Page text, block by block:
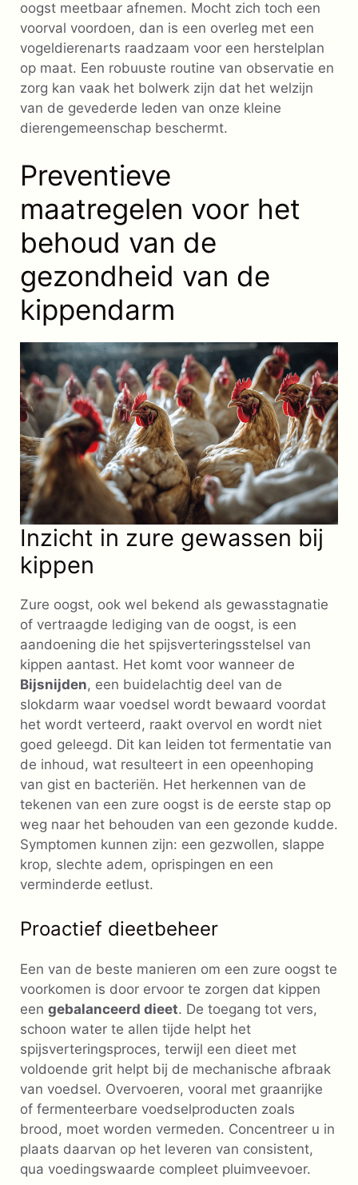
oogst meetbaar afnemen. Mocht zich toch een
voorval voordoen, dan is een overleg met een
vogeldierenarts raadzaam voor een herstelplan
op maat. Een robuuste routine van observatie en
zorg kan vaak het bolwerk zijn dat het welzijn
van de gevederde leden van onze kleine
dierengemeenschap beschermt.
Preventieve
maatregelen voor het
behoud van de
gezondheid van de
kippendarm
Inzicht in zure gewassen bij
kippen
Zure oogst, ook wel bekend als gewasstagnatie
of vertraagde lediging van de oogst, is een
aandoening die het spijsverteringsstelsel van
kippen aantast. Het komt voor wanneer de
Bijsnijden, een buidelachtig deel van de
slokdarm waar voedsel wordt bewaard voordat
het wordt verteerd, raakt overvol en wordt niet
goed geleegd. Dit kan leiden tot fermentatie van
de inhoud, wat resulteert in een opeenhoping
van gist en bacteriën. Het herkennen van de
tekenen van een zure oogst is de eerste stap op
weg naar het behouden van een gezonde kudde.
Symptomen kunnen zijn: een gezwollen, slappe
krop, slechte adem, oprispingen en een
verminderde eetlust.
Proactief dieetbeheer
Een van de beste manieren om een ​​zure oogst te
voorkomen is door ervoor te zorgen dat kippen
een gebalanceerd dieet. De toegang tot vers,
schoon water te allen tijde helpt het
spijsverteringsproces, terwijl een dieet met
voldoende grit helpt bij de mechanische afbraak
van voedsel. Overvoeren, vooral met graanrijke
of fermenteerbare voedselproducten zoals
brood, moet worden vermeden. Concentreer u in
plaats daarvan op het leveren van consistent,
qua voedingswaarde compleet pluimveevoer.